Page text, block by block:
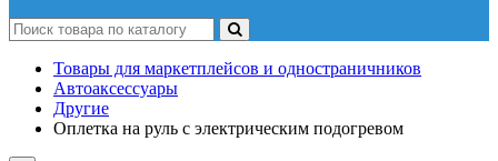
Товары для маркетплейсов и одностраничников
Автоаксессуары
Другие
Оплетка на руль с электрическим подогревом